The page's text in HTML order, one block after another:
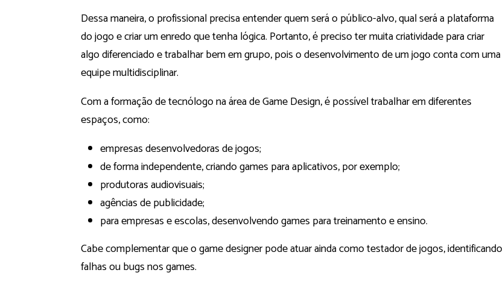
Dessa maneira, o profissional precisa entender quem será o público-alvo, qual será a plataforma
do jogo e criar um enredo que tenha lógica. Portanto, é preciso ter muita criatividade para criar
algo diferenciado e trabalhar bem em grupo, pois o desenvolvimento de um jogo conta com uma
equipe multidisciplinar.
Com a formação de tecnólogo na área de Game Design, é possível trabalhar em diferentes
espaços, como:
empresas desenvolvedoras de jogos;
de forma independente, criando games para aplicativos, por exemplo;
produtoras audiovisuais;
agências de publicidade;
para empresas e escolas, desenvolvendo games para treinamento e ensino.
Cabe complementar que o game designer pode atuar ainda como testador de jogos, identificando
falhas ou bugs nos games.